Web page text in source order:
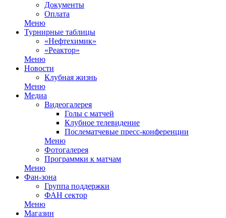
Документы
Оплата
Меню
Турнирные таблицы
«Нефтехимик»
«Реактор»
Меню
Новости
Клубная жизнь
Меню
Медиа
Видеогалерея
Голы с матчей
Клубное телевидение
Послематчевые пресс-конференции
Меню
Фотогалерея
Программки к матчам
Меню
Фан-зона
Группа поддержки
ФАН сектор
Меню
Магазин